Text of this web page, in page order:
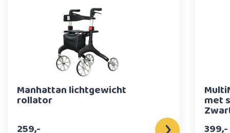
Manhattan lichtgewicht
rollator
259,-
met
399,-